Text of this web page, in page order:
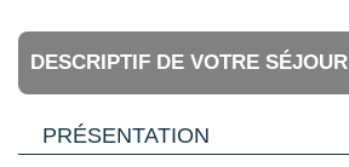
DESCRIPTIF DE VOTRE SÉJOUR
PRÉSENTATION